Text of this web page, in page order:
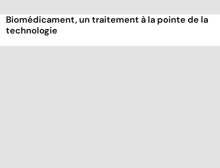
Biomédicament, un traitement à la pointe de la
technologie